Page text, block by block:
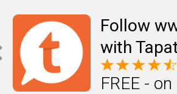
Follow
with
FREE -